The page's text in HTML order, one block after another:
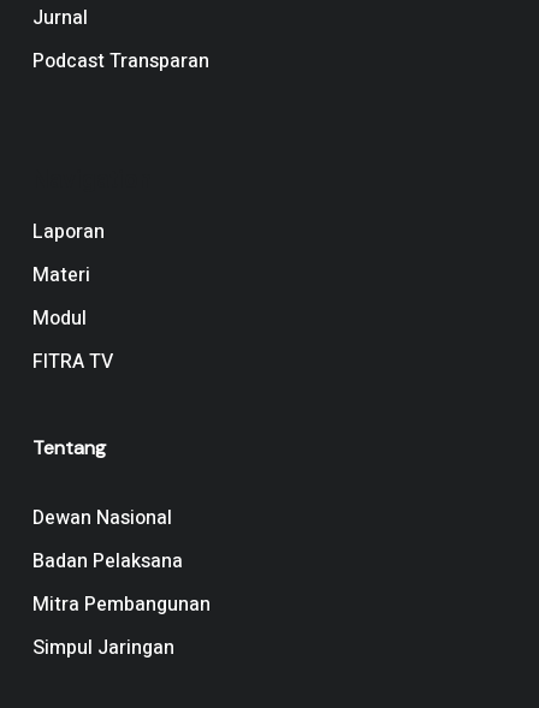
Jurnal
Podcast Transparan
Laporan
Materi
Modul
FITRA TV
Tentang
Dewan Nasional
Badan Pelaksana
Mitra Pembangunan
Simpul Jaringan